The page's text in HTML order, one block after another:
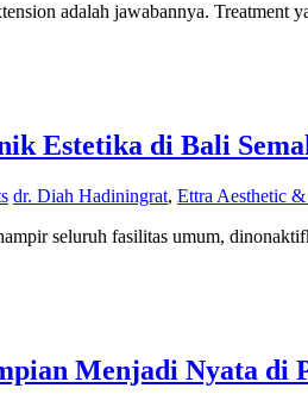
adalah jawabannya. Treatment
Estetika di Bali
dr. Diah Hadiningrat, Ettra Aesthetic
seluruh fasilitas umum,
Menjadi Nyata di